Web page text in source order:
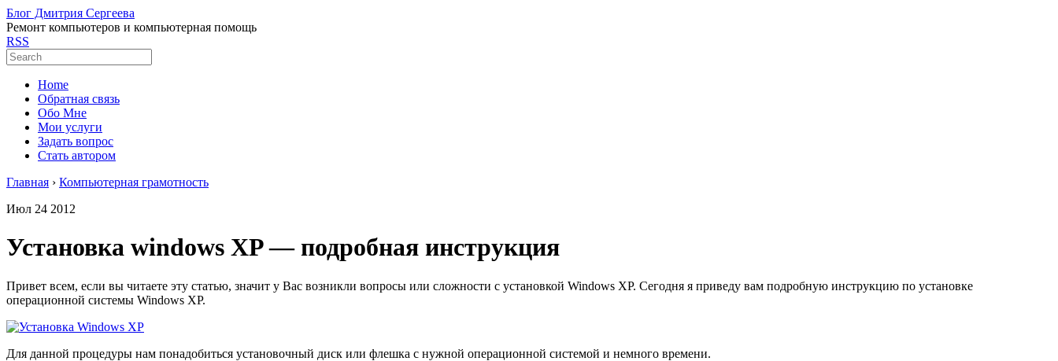
Блог Дмитрия Сергеева
Ремонт компьютеров и компьютерная помощь
RSS
Home
Обратная связь
Обо Мне
Мои услуги
Задать вопрос
Стать автором
Главная › Компьютерная грамотность
Июл 24 2012
Установка windows XP — подробная инструкция
Привет всем, если вы читаете эту статью, значит у Вас возникли вопросы или сложности c установкой Windows XP. Сегодня я приведу вам подробную инструкцию по установке
операционной системы Windows XP.
Для данной процедуры нам понадобиться установочный диск или флешка с нужной операционной системой и немного времени.